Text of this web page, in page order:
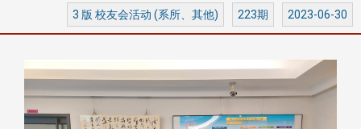
3 版 校友会活动 (系所、其他) 223期 2023-06-30